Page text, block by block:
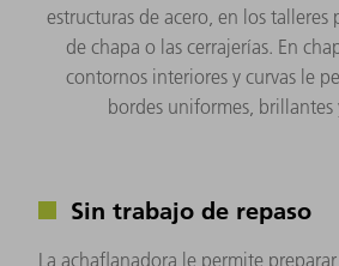
estructuras de acero, en los talleres
de chapa o las cerrajerías. En
contornos interiores y curvas le
bordes uniformes, brillantes
Sin trabajo de repaso
La achaflanadora le permite